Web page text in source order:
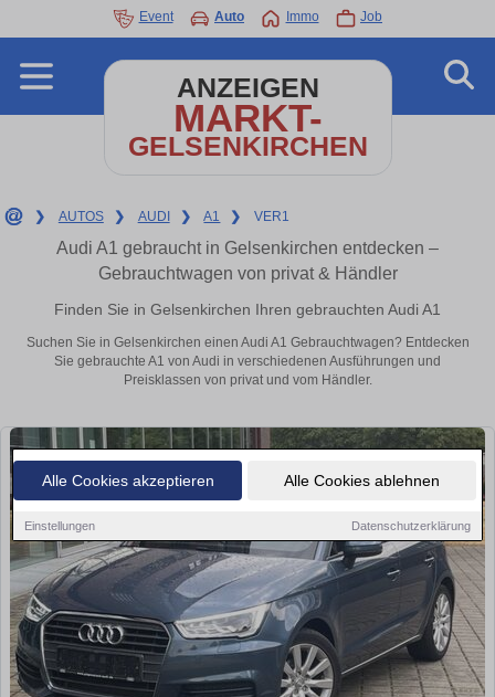
Alle Cookies akzeptieren Alle Cookies ablehnen
Einstellungen Datenschutzerklärung
Event Auto Immo Job
ANZEIGEN
MARKT-
GELSENKIRCHEN
❯ AUTOS ❯ AUDI ❯ A1 ❯ VER1
Audi A1 gebraucht in Gelsenkirchen entdecken –
Gebrauchtwagen von privat & Händler
Finden Sie in Gelsenkirchen Ihren gebrauchten Audi A1
Suchen Sie in Gelsenkirchen einen Audi A1 Gebrauchtwagen? Entdecken
Sie gebrauchte A1 von Audi in verschiedenen Ausführungen und
Preisklassen von privat und vom Händler.